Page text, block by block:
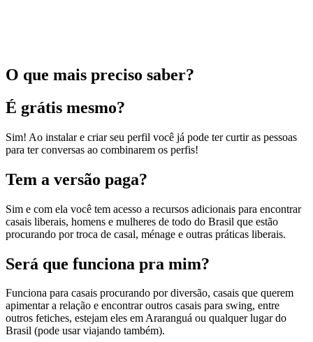
O que mais preciso saber?
É grátis mesmo?
Sim! Ao instalar e criar seu perfil você já pode ter curtir as pessoas
para ter conversas ao combinarem os perfis!
Tem a versão paga?
Sim e com ela você tem acesso a recursos adicionais para encontrar
casais liberais, homens e mulheres de todo do Brasil que estão
procurando por troca de casal, ménage e outras práticas liberais.
Será que funciona pra mim?
Funciona para casais procurando por diversão, casais que querem
apimentar a relação e encontrar outros casais para swing, entre
outros fetiches, estejam eles em Araranguá ou qualquer lugar do
Brasil (pode usar viajando também).